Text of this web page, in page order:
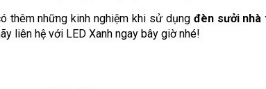
thêm những kinh nghiệm khi sử dụng đèn sưởi nhà
liên hệ với LED Xanh ngay bây giờ nhé!